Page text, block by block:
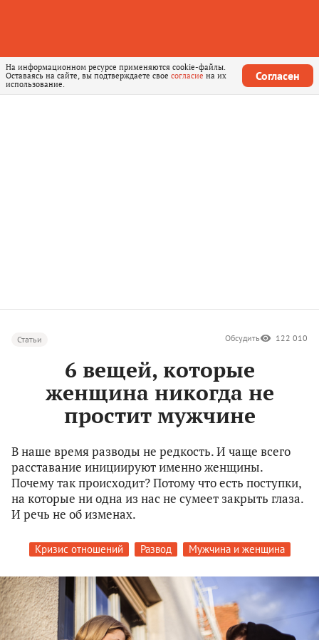
На информационном ресурсе применяются cookie-файлы.
Оставаясь на сайте, вы подтверждаете свое согласие на их
использование.
Согласен
Статьи Обсудить 122 010
6 вещей, которые
женщина никогда не
простит мужчине
В наше время разводы не редкость. И чаще всего
расставание инициируют именно женщины.
Почему так происходит? Потому что есть поступки,
на которые ни одна из нас не сумеет закрыть глаза.
И речь не об изменах.
Кризис отношений Развод Мужчина и женщина